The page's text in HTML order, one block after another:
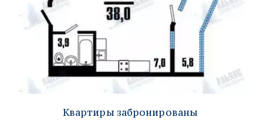
Квартиры забронированы